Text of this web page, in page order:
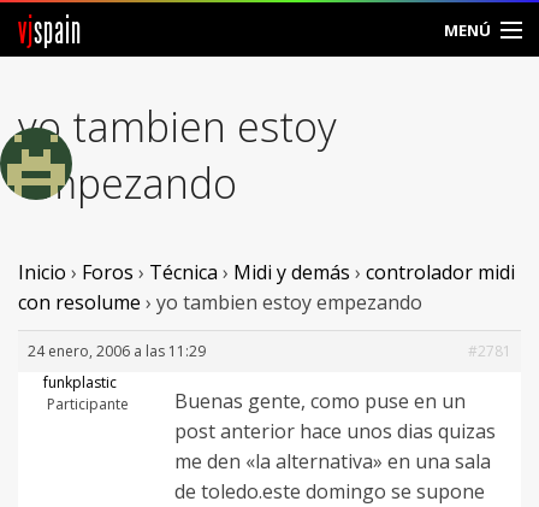
vjspain MENÚ
Foros
Noticias
Vjspain
Ayuda
Contacto
yo tambien estoy
empezando
Inicio › Foros › Técnica › Midi y demás › controlador midi
con resolume › yo tambien estoy empezando
24 enero, 2006 a las 11:29
#2781
funkplastic
Participante
Buenas gente, como puse en un
post anterior hace unos dias quizas
me den «la alternativa» en una sala
de toledo.este domingo se supone